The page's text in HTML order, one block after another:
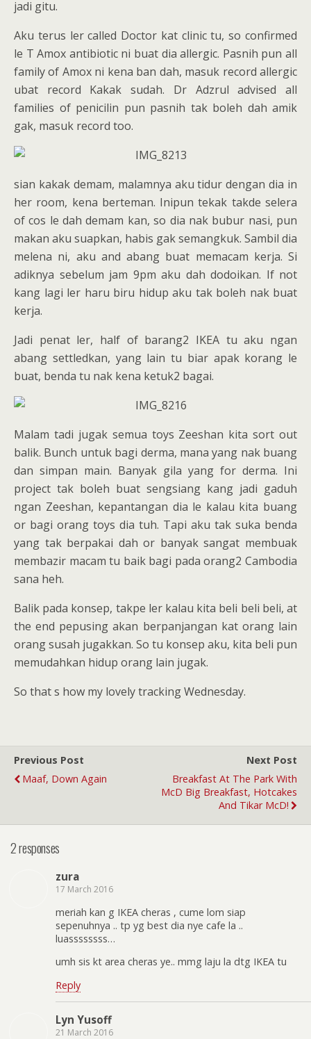
jadi gitu.
Aku terus ler called Doctor kat clinic tu, so confirmed
le T Amox antibiotic ni buat dia allergic. Pasnih pun all
family of Amox ni kena ban dah, masuk record allergic
ubat record Kakak sudah. Dr Adzrul advised all
families of penicilin pun pasnih tak boleh dah amik
gak, masuk record too.
sian kakak demam, malamnya aku tidur dengan dia in
her room, kena berteman. Inipun tekak takde selera
of cos le dah demam kan, so dia nak bubur nasi, pun
makan aku suapkan, habis gak semangkuk. Sambil dia
melena ni, aku and abang buat memacam kerja. Si
adiknya sebelum jam 9pm aku dah dodoikan. If not
kang lagi ler haru biru hidup aku tak boleh nak buat
kerja.
Jadi penat ler, half of barang2 IKEA tu aku ngan
abang settledkan, yang lain tu biar apak korang le
buat, benda tu nak kena ketuk2 bagai.
Malam tadi jugak semua toys Zeeshan kita sort out
balik. Bunch untuk bagi derma, mana yang nak buang
dan simpan main. Banyak gila yang for derma. Ini
project tak boleh buat sengsiang kang jadi gaduh
ngan Zeeshan, kepantangan dia le kalau kita buang
or bagi orang toys dia tuh. Tapi aku tak suka benda
yang tak berpakai dah or banyak sangat membuak
membazir macam tu baik bagi pada orang2 Cambodia
sana heh.
Balik pada konsep, takpe ler kalau kita beli beli beli, at
the end pepusing akan berpanjangan kat orang lain
orang susah jugakkan. So tu konsep aku, kita beli pun
memudahkan hidup orang lain jugak.
So that s how my lovely tracking Wednesday.
Previous Post
Maaf, Down Again
Next Post
Breakfast At The Park With
McD Big Breakfast, Hotcakes
And Tikar McD!
2 responses
zura
17 March 2016
meriah kan g IKEA cheras , cume lom siap
sepenuhnya .. tp yg best dia nye cafe la ..
luassssssss…
umh sis kt area cheras ye.. mmg laju la dtg IKEA tu
Reply
Lyn Yusoff
21 March 2016